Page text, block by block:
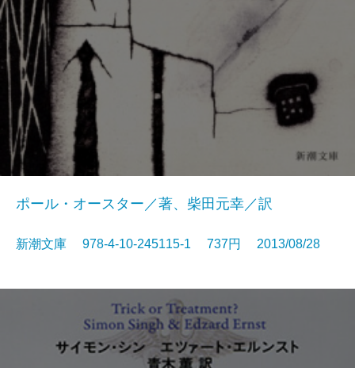
ポール・オースター／著、柴田元幸／訳
新潮文庫 978-4-10-245115-1 737円 2013/08/28